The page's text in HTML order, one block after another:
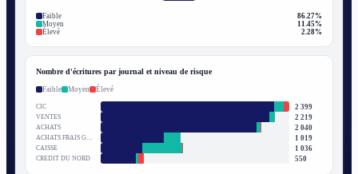
Faible 86.27%
Moyen
11.45%
Élevé
2.28%
Nombre d'écritures par journal et niveau de risque
Faible Moyen Élevé
CIC 2 399
VENTES 2 219
ACHATS 2 040
ACHATS FRAIS GEN. 1 019
CAISSE 1 036
CRÉDIT DU NORD 550